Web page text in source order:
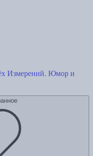
Измерений. Юмор и